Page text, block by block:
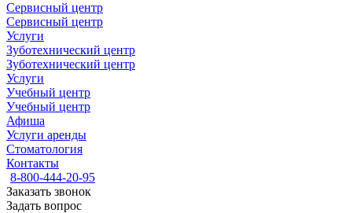
Сервисный центр
Сервисный центр
Услуги
Зуботехнический центр
Зуботехнический центр
Услуги
Учебный центр
Учебный центр
Афиша
Услуги аренды
Стоматология
Контакты
8-800-444-20-95
Заказать звонок
Задать вопрос